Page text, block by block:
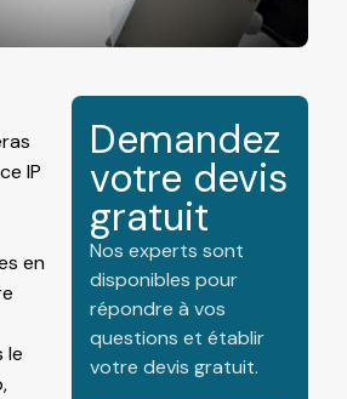
IP
en
le
Demandez
votre devis
gratuit
Nos experts sont
disponibles pour
répondre à vos
questions et établir
votre devis gratuit.